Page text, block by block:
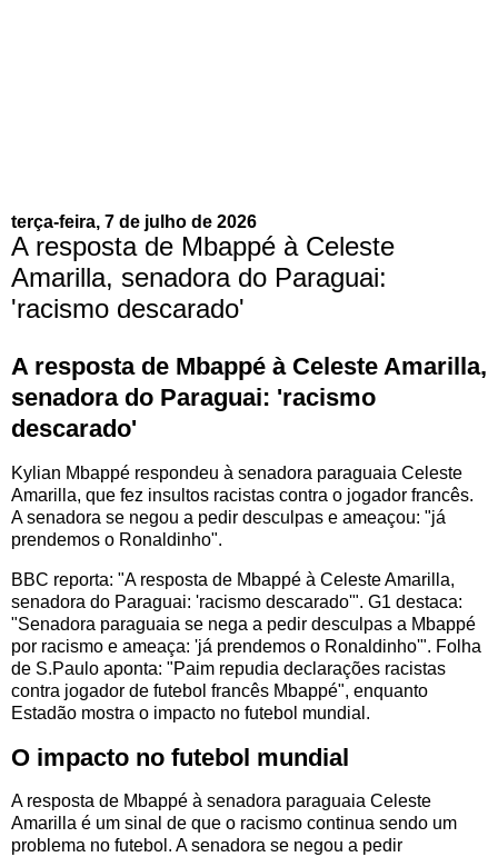
terça-feira, 7 de julho de 2026
A resposta de Mbappé à Celeste
Amarilla, senadora do Paraguai:
'racismo descarado'
A resposta de Mbappé à Celeste Amarilla,
senadora do Paraguai: 'racismo
descarado'
Kylian Mbappé respondeu à senadora paraguaia Celeste
Amarilla, que fez insultos racistas contra o jogador francês.
A senadora se negou a pedir desculpas e ameaçou: "já
prendemos o Ronaldinho".
BBC reporta: "A resposta de Mbappé à Celeste Amarilla,
senadora do Paraguai: 'racismo descarado'". G1 destaca:
"Senadora paraguaia se nega a pedir desculpas a Mbappé
por racismo e ameaça: 'já prendemos o Ronaldinho'". Folha
de S.Paulo aponta: "Paim repudia declarações racistas
contra jogador de futebol francês Mbappé", enquanto
Estadão mostra o impacto no futebol mundial.
O impacto no futebol mundial
A resposta de Mbappé à senadora paraguaia Celeste
Amarilla é um sinal de que o racismo continua sendo um
problema no futebol. A senadora se negou a pedir